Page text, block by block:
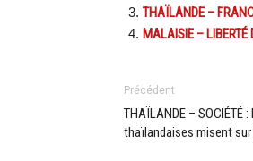
THAÏLANDE –
MALAISIE –
Précédent
THAÏLANDE – SOCIÉTÉ
thaïlandaises misent